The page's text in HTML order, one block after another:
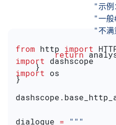
"示例
"一般#
"不满意
        return
    }
}
from http import
import dashscope
import os
dialogue = """